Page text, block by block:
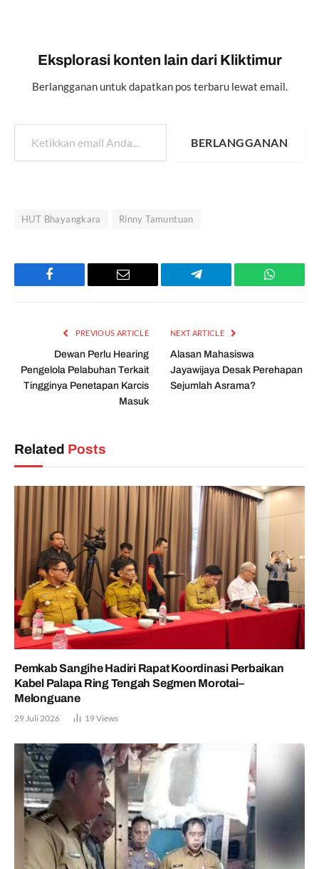
Eksplorasi konten lain dari Kliktimur
Berlangganan untuk dapatkan pos terbaru lewat email.
Ketikkan email Anda...
BERLANGGANAN
HUT Bhayangkara Rinny Tamuntuan
Facebook Email Telegram
PREVIOUS ARTICLE
Dewan Perlu Hearing
Pengelola Pelabuhan Terkait
Tingginya Penetapan Karcis
Masuk
NEXT ARTICLE
Alasan Mahasiswa
Jayawijaya Desak Perehapan
Sejumlah Asrama?
Related Posts
Pemkab Sangihe Hadiri Rapat Koordinasi Perbaikan
Kabel Palapa Ring Tengah Segmen Morotai–
Melonguane
29 Juli 2026 19Views